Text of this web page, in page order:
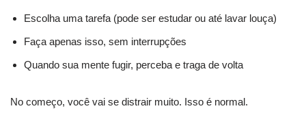
Escolha uma tarefa (pode ser estudar ou até lavar louça)
Faça apenas isso, sem interrupções
Quando sua mente fugir, perceba e traga de volta
No começo, você vai se distrair muito. Isso é normal.